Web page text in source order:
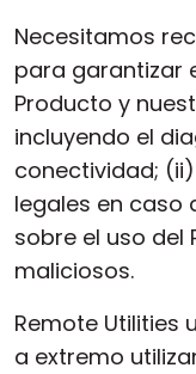
Necesitamos
para garantizar
Producto y
incluyendo el
conectividad;
legales en caso
sobre el uso del
maliciosos.
Remote Utilities
a extremo